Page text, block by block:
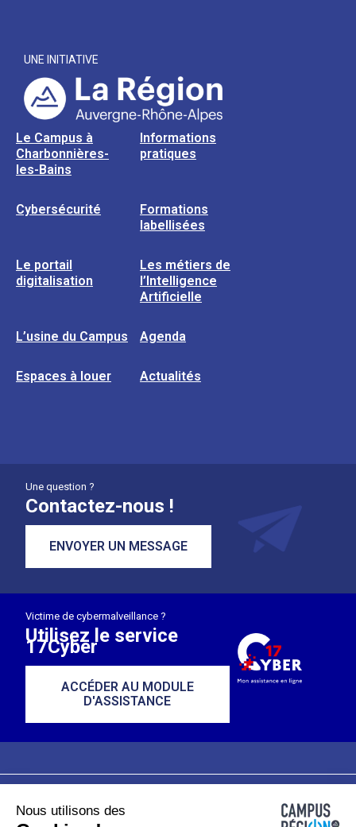
UNE INITIATIVE
Le Campus à
Charbonnières-
les-Bains
Informations
pratiques
Cybersécurité
Formations
labellisées
Le portail
digitalisation
Les métiers de
l’Intelligence
Artificielle
L’usine du Campus Agenda
Espaces à louer Actualités
Une question ?
Contactez-nous !
ENVOYER UN MESSAGE
Victime de cybermalveillance ?
Utilisez le service
17Cyber
ACCÉDER AU MODULE
D'ASSISTANCE
Plan du site
Nous utilisons des